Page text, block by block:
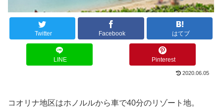
Twitter Facebook はてブ
LINE Pinterest
2020.06.05
コオリナ地区はホノルルから車で40分のリゾート地。